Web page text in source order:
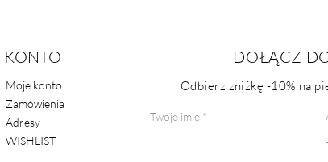
KONTO
Moje konto
Zamówienia
Adresy
WISHLIST
DOŁĄCZ
Odbierz zniżkę -10% na
Twoje imię